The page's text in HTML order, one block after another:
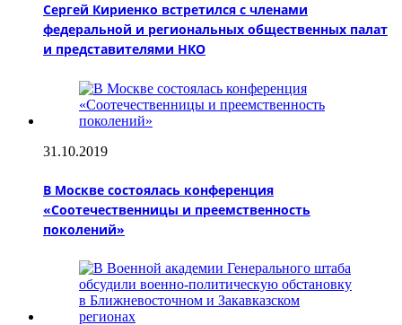
Сергей Кириенко встретился с членами
федеральной и региональных общественных палат
и представителями НКО
31.10.2019
В Москве состоялась конференция
«Соотечественницы и преемственность
поколений»